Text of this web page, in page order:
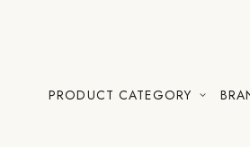
PRODUCT CATEGORY